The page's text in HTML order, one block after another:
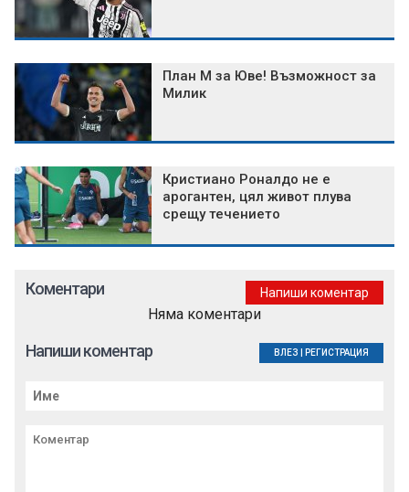
План М за Юве! Възможност за
Милик
Кристиано Роналдо не е
арогантен, цял живот плува
срещу течението
Коментари Напиши коментар
Няма коментари
Напиши коментар ВЛЕЗ РЕГИСТРАЦИЯ